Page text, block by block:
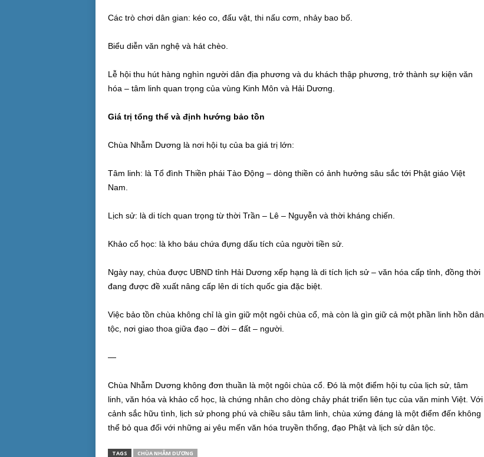
Các trò chơi dân gian: kéo co, đấu vật, thi nấu cơm, nhảy bao bố.
Biểu diễn văn nghệ và hát chèo.
Lễ hội thu hút hàng nghìn người dân địa phương và du khách thập phương, trở thành sự kiện văn
hóa – tâm linh quan trọng của vùng Kinh Môn và Hải Dương.
Giá trị tổng thể và định hướng bảo tồn
Chùa Nhẫm Dương là nơi hội tụ của ba giá trị lớn:
Tâm linh: là Tổ đình Thiền phái Tào Động – dòng thiền có ảnh hưởng sâu sắc tới Phật giáo Việt
Nam.
Lịch sử: là di tích quan trọng từ thời Trần – Lê – Nguyễn và thời kháng chiến.
Khảo cổ học: là kho báu chứa đựng dấu tích của người tiền sử.
Ngày nay, chùa được UBND tỉnh Hải Dương xếp hạng là di tích lịch sử – văn hóa cấp tỉnh, đồng thời
đang được đề xuất nâng cấp lên di tích quốc gia đặc biệt.
Việc bảo tồn chùa không chỉ là gìn giữ một ngôi chùa cổ, mà còn là gìn giữ cả một phần linh hồn dân
tộc, nơi giao thoa giữa đạo – đời – đất – người.
—
Chùa Nhẫm Dương không đơn thuần là một ngôi chùa cổ. Đó là một điểm hội tụ của lịch sử, tâm
linh, văn hóa và khảo cổ học, là chứng nhân cho dòng chảy phát triển liên tục của văn minh Việt. Với
cảnh sắc hữu tình, lịch sử phong phú và chiều sâu tâm linh, chùa xứng đáng là một điểm đến không
thể bỏ qua đối với những ai yêu mến văn hóa truyền thống, đạo Phật và lịch sử dân tộc.
TAGS CHÙA NHẪM DƯƠNG